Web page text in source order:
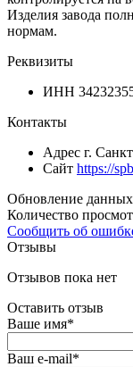
Изделия завода
нормам.
Реквизиты
ИНН
Контакты
Адрес г.
Сайт https://
Обновление
Количество
Сообщить об
Отзывы
Отзывов пока нет
Оставить отзыв
Ваше имя*
Ваш e-mail*